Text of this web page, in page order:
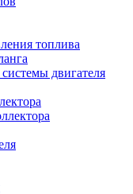
топлива
двигателя